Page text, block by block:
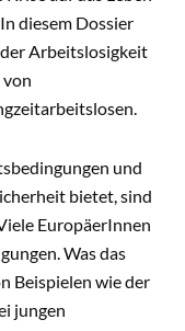
diesem Dossier
Arbeitslosigkeit
von
und
bietet, sind
EuropäerInnen
Was das
Beispielen wie der
jungen